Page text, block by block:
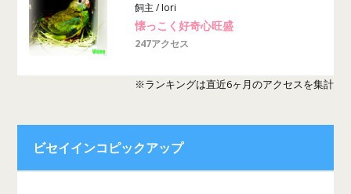
飼主 / Iori
懐っこく好奇心旺盛
247アクセス
※ランキングは直近6ヶ月のアクセスを集計
ビセイインコピックアップ